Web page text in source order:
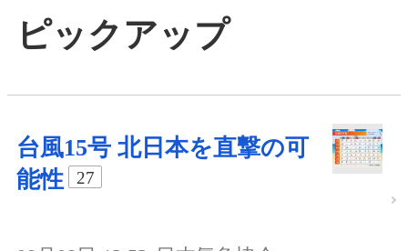
ピックアップ
台風15号 北日本を直撃の可
能性
27